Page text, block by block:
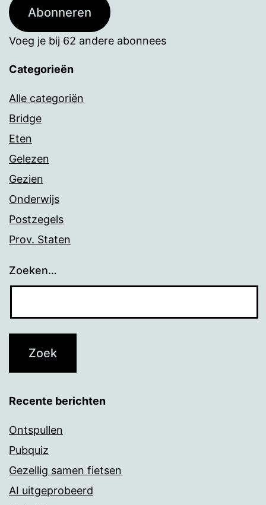
Abonneren
Voeg je bij 62 andere abonnees
Categorieën
Alle categoriën
Bridge
Eten
Gelezen
Gezien
Onderwijs
Postzegels
Prov. Staten
Zoeken…
Recente berichten
Ontspullen
Pubquiz
Gezellig samen fietsen
AI uitgeprobeerd